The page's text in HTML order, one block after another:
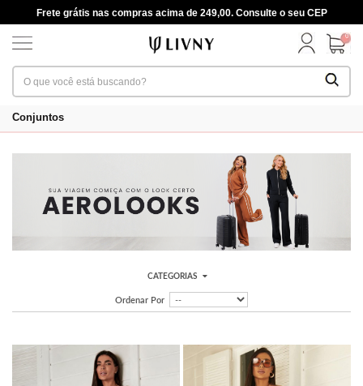
Frete grátis nas compras acima de 249,00. Consulte o seu CEP
0
Conjuntos
CATEGORIAS
Ordenar Por